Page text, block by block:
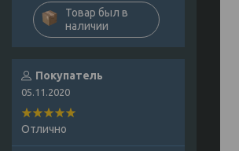
Товар был в
наличии
Покупатель
05.11.2020
Отлично